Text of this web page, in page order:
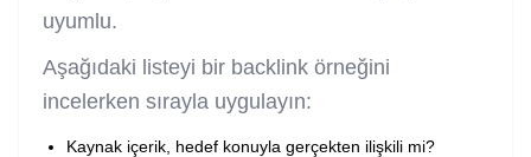
uyumlu.
Aşağıdaki listeyi bir backlink örneğini
incelerken sırayla uygulayın:
Kaynak içerik, hedef konuyla gerçekten ilişkili mi?